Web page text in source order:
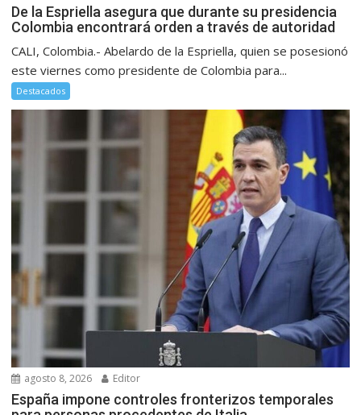
De la Espriella asegura que durante su presidencia
Colombia encontrará orden a través de autoridad
CALI, Colombia.- Abelardo de la Espriella, quien se posesionó
este viernes como presidente de Colombia para...
Destacados
agosto 8, 2026 Editor
España impone controles fronterizos temporales